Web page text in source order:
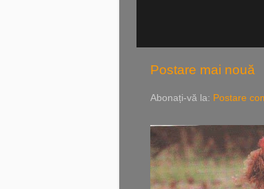
Postare mai nouă
Abonați-vă la: Postare